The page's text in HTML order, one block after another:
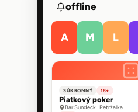
offline
A M L
SÚKROMNÝ 18+
Piatkový poker
Bar Sundeck · Petržalka